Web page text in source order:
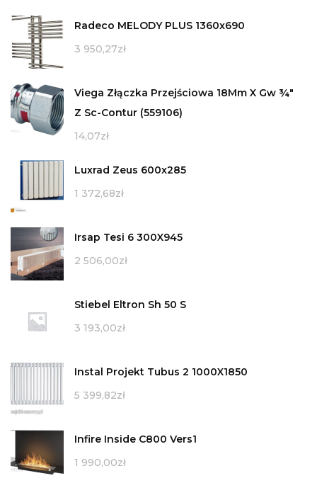
Radeco MELODY PLUS 1360x690
3 950,27zł
Viega Złączka Przejściowa 18Mm X Gw ¾"
Z Sc-Contur (559106)
14,07zł
Luxrad Zeus 600x285
1 372,68zł
Irsap Tesi 6 300X945
2 506,00zł
Stiebel Eltron Sh 50 S
3 193,00zł
Instal Projekt Tubus 2 1000X1850
5 399,82zł
Infire Inside C800 Vers1
1 990,00zł